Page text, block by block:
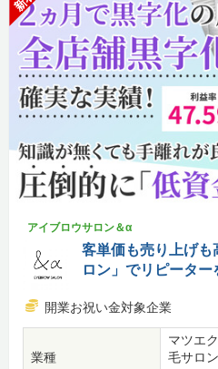
アイブロウサロン＆α
客単価も売り上げも
ロン」でリピータ
開業お祝い金対象企業
業種
マツエ
毛サロ